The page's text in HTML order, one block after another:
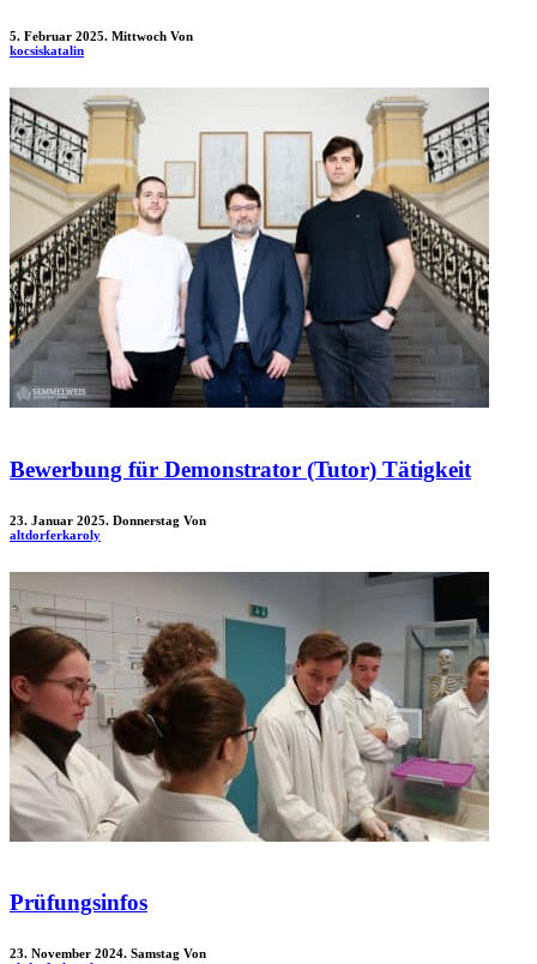
5. Februar 2025. Mittwoch Von
kocsiskatalin
Bewerbung für Demonstrator (Tutor) Tätigkeit
23. Januar 2025. Donnerstag Von
altdorferkaroly
Prüfungsinfos
23. November 2024. Samstag Von